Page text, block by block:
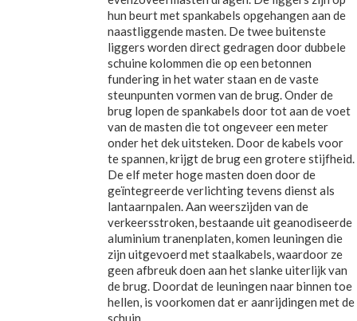
hun beurt met spankabels opgehangen aan de
naastliggende masten. De twee buitenste
liggers worden direct gedragen door dubbele
schuine kolommen die op een betonnen
fundering in het water staan en de vaste
steunpunten vormen van de brug. Onder de
brug lopen de spankabels door tot aan de voet
van de masten die tot ongeveer een meter
onder het dek uitsteken. Door de kabels voor
te spannen, krijgt de brug een grotere stijfheid.
De elf meter hoge masten doen door de
geïntegreerde verlichting tevens dienst als
lantaarnpalen. Aan weerszijden van de
verkeersstroken, bestaande uit geanodiseerde
aluminium tranenplaten, komen leuningen die
zijn uitgevoerd met staalkabels, waardoor ze
geen afbreuk doen aan het slanke uiterlijk van
de brug. Doordat de leuningen naar binnen toe
hellen, is voorkomen dat er aanrijdingen met de
schuin